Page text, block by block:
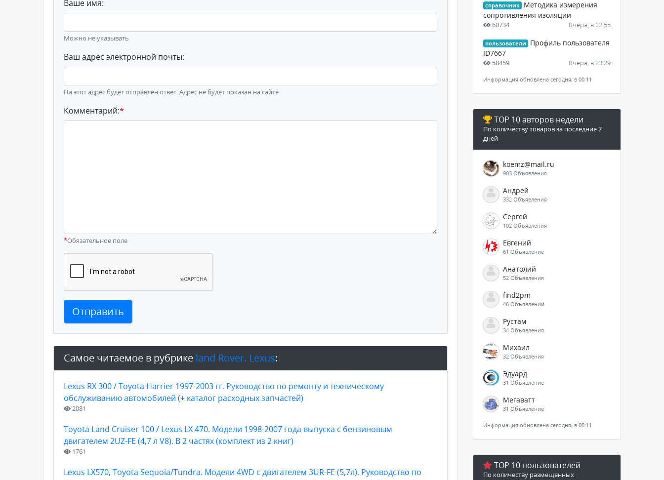
Ваше имя:
Можно не указывать
Ваш адрес электронной почты:
На этот адрес будет отправлен ответ. Адрес не будет показан на сайте
Комментарий:*
*Обязательное поле
Отправить
Самое читаемое в рубрике land Rover. Lexus:
Lexus RX 300 / Toyota Harrier 1997-2003 гг. Руководство по ремонту и техническому
обслуживанию автомобилей (+ каталог расходных запчастей)
2081
Toyota Land Cruiser 100 / Lexus LX 470. Модели 1998-2007 года выпуска с бензиновым
двигателем 2UZ-FE (4,7 л V8). В 2 частях (комплект из 2 книг)
1761
Lexus LX570, Toyota Sequoia/Tundra. Модели 4WD с двигателем 3UR-FE (5,7л). Руководство по
справочник
Методика измерения
сопротивления изоляции
60734 Вчера, в 22:55
пользователи
Профиль пользователя
ID7667
58459 Вчера, в 23:29
Информация обновлена сегодня, в 00:11
TOP 10 авторов недели
По количеству товаров за последние 7
дней
koemz@mail.ru
903 Объявления
Андрей
332 Объявления
Сергей
102 Объявления
Евгений
61 Объявление
Анатолий
52 Объявления
find2pm
46 Объявлений
Рустам
34 Объявления
Михаил
32 Объявления
Эдуард
31 Объявление
Мегаватт
31 Объявление
Информация обновлена сегодня, в 00:11
TOP 10 пользователей
По количеству размещенных